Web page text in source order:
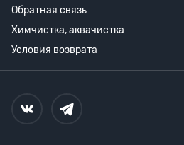
Обратная связь
Химчистка, аквачистка
Условия возврата